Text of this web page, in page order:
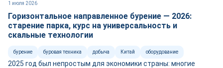
1 июля 2026
Горизонтальное направленное бурение — 2026:
старение парка, курс на универсальность и
скальные технологии
бурение буровая техника добыча Китай оборудование
2025 год был непростым для экономики страны: многие